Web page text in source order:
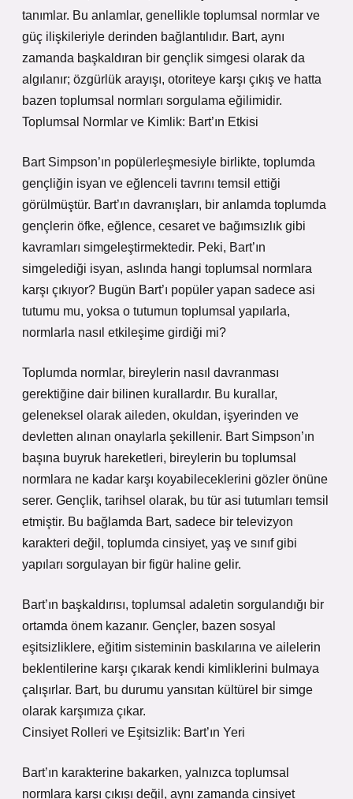
tanımlar. Bu anlamlar, genellikle toplumsal normlar ve
güç ilişkileriyle derinden bağlantılıdır. Bart, aynı
zamanda başkaldıran bir gençlik simgesi olarak da
algılanır; özgürlük arayışı, otoriteye karşı çıkış ve hatta
bazen toplumsal normları sorgulama eğilimidir.
Toplumsal Normlar ve Kimlik: Bart’ın Etkisi
Bart Simpson’ın popülerleşmesiyle birlikte, toplumda
gençliğin isyan ve eğlenceli tavrını temsil ettiği
görülmüştür. Bart’ın davranışları, bir anlamda toplumda
gençlerin öfke, eğlence, cesaret ve bağımsızlık gibi
kavramları simgeleştirmektedir. Peki, Bart’ın
simgelediği isyan, aslında hangi toplumsal normlara
karşı çıkıyor? Bugün Bart’ı popüler yapan sadece asi
tutumu mu, yoksa o tutumun toplumsal yapılarla,
normlarla nasıl etkileşime girdiği mi?
Toplumda normlar, bireylerin nasıl davranması
gerektiğine dair bilinen kurallardır. Bu kurallar,
geleneksel olarak aileden, okuldan, işyerinden ve
devletten alınan onaylarla şekillenir. Bart Simpson’ın
başına buyruk hareketleri, bireylerin bu toplumsal
normlara ne kadar karşı koyabileceklerini gözler önüne
serer. Gençlik, tarihsel olarak, bu tür asi tutumları temsil
etmiştir. Bu bağlamda Bart, sadece bir televizyon
karakteri değil, toplumda cinsiyet, yaş ve sınıf gibi
yapıları sorgulayan bir figür haline gelir.
Bart’ın başkaldırısı, toplumsal adaletin sorgulandığı bir
ortamda önem kazanır. Gençler, bazen sosyal
eşitsizliklere, eğitim sisteminin baskılarına ve ailelerin
beklentilerine karşı çıkarak kendi kimliklerini bulmaya
çalışırlar. Bart, bu durumu yansıtan kültürel bir simge
olarak karşımıza çıkar.
Cinsiyet Rolleri ve Eşitsizlik: Bart’ın Yeri
Bart’ın karakterine bakarken, yalnızca toplumsal
normlara karşı çıkışı değil, aynı zamanda cinsiyet